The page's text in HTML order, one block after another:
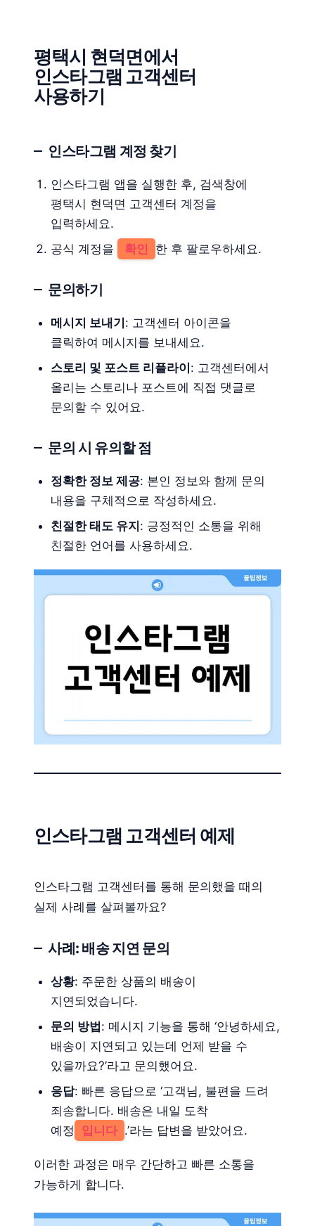
평택시 현덕면에서
인스타그램 고객센터
사용하기
인스타그램 계정 찾기
인스타그램 앱을 실행한 후, 검색창에
평택시 현덕면 고객센터 계정을
입력하세요.
공식 계정을
확인 한 후 팔로우하세요.
문의하기
메시지 보내기: 고객센터 아이콘을
클릭하여 메시지를 보내세요.
스토리 및 포스트 리플라이: 고객센터에서
올리는 스토리나 포스트에 직접 댓글로
문의할 수 있어요.
문의 시 유의할 점
정확한 정보 제공: 본인 정보와 함께 문의
내용을 구체적으로 작성하세요.
친절한 태도 유지: 긍정적인 소통을 위해
친절한 언어를 사용하세요.
인스타그램 고객센터 예제
인스타그램 고객센터를 통해 문의했을 때의
실제 사례를 살펴볼까요?
사례: 배송 지연 문의
상황: 주문한 상품의 배송이
지연되었습니다.
문의 방법: 메시지 기능을 통해 ‘안녕하세요,
배송이 지연되고 있는데 언제 받을 수
있을까요?’라고 문의했어요.
응답: 빠른 응답으로 ‘고객님, 불편을 드려
죄송합니다. 배송은 내일 도착
예정
입니다 .’라는 답변을 받았어요.
이러한 과정은 매우 간단하고 빠른 소통을
가능하게 합니다.